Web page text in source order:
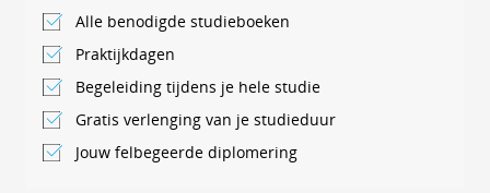
Alle benodigde studieboeken
Praktijkdagen
Begeleiding tijdens je hele studie
Gratis verlenging van je studieduur
Jouw felbegeerde diplomering